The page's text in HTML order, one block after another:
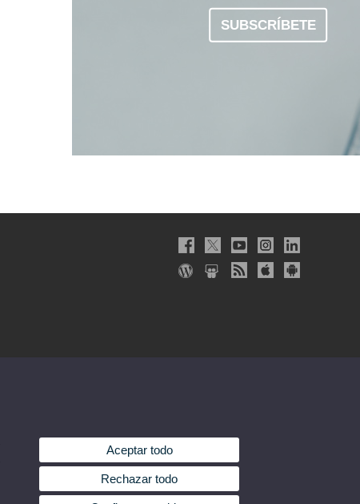
SUBSCRÍBETE
Aceptar todo
Rechazar todo